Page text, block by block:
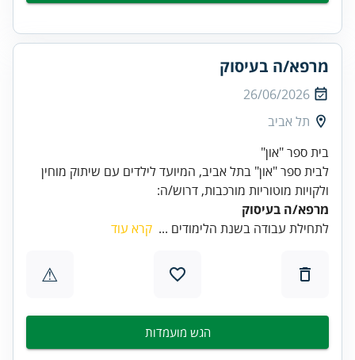
מרפא/ה בעיסוק
26/06/2026
תל אביב
בית ספר "און"
לבית ספר "און" בתל אביב, המיועד לילדים עם שיתוק מוחין
ולקויות מוטוריות מורכבות, דרוש/ה:
מרפא/ה בעיסוק
לתחילת עבודה בשנת הלימודים ... קרא עוד
⚠
הגש מועמדות